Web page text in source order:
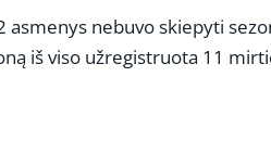
asmenys nebuvo skiepyti
iš viso užregistruota 11